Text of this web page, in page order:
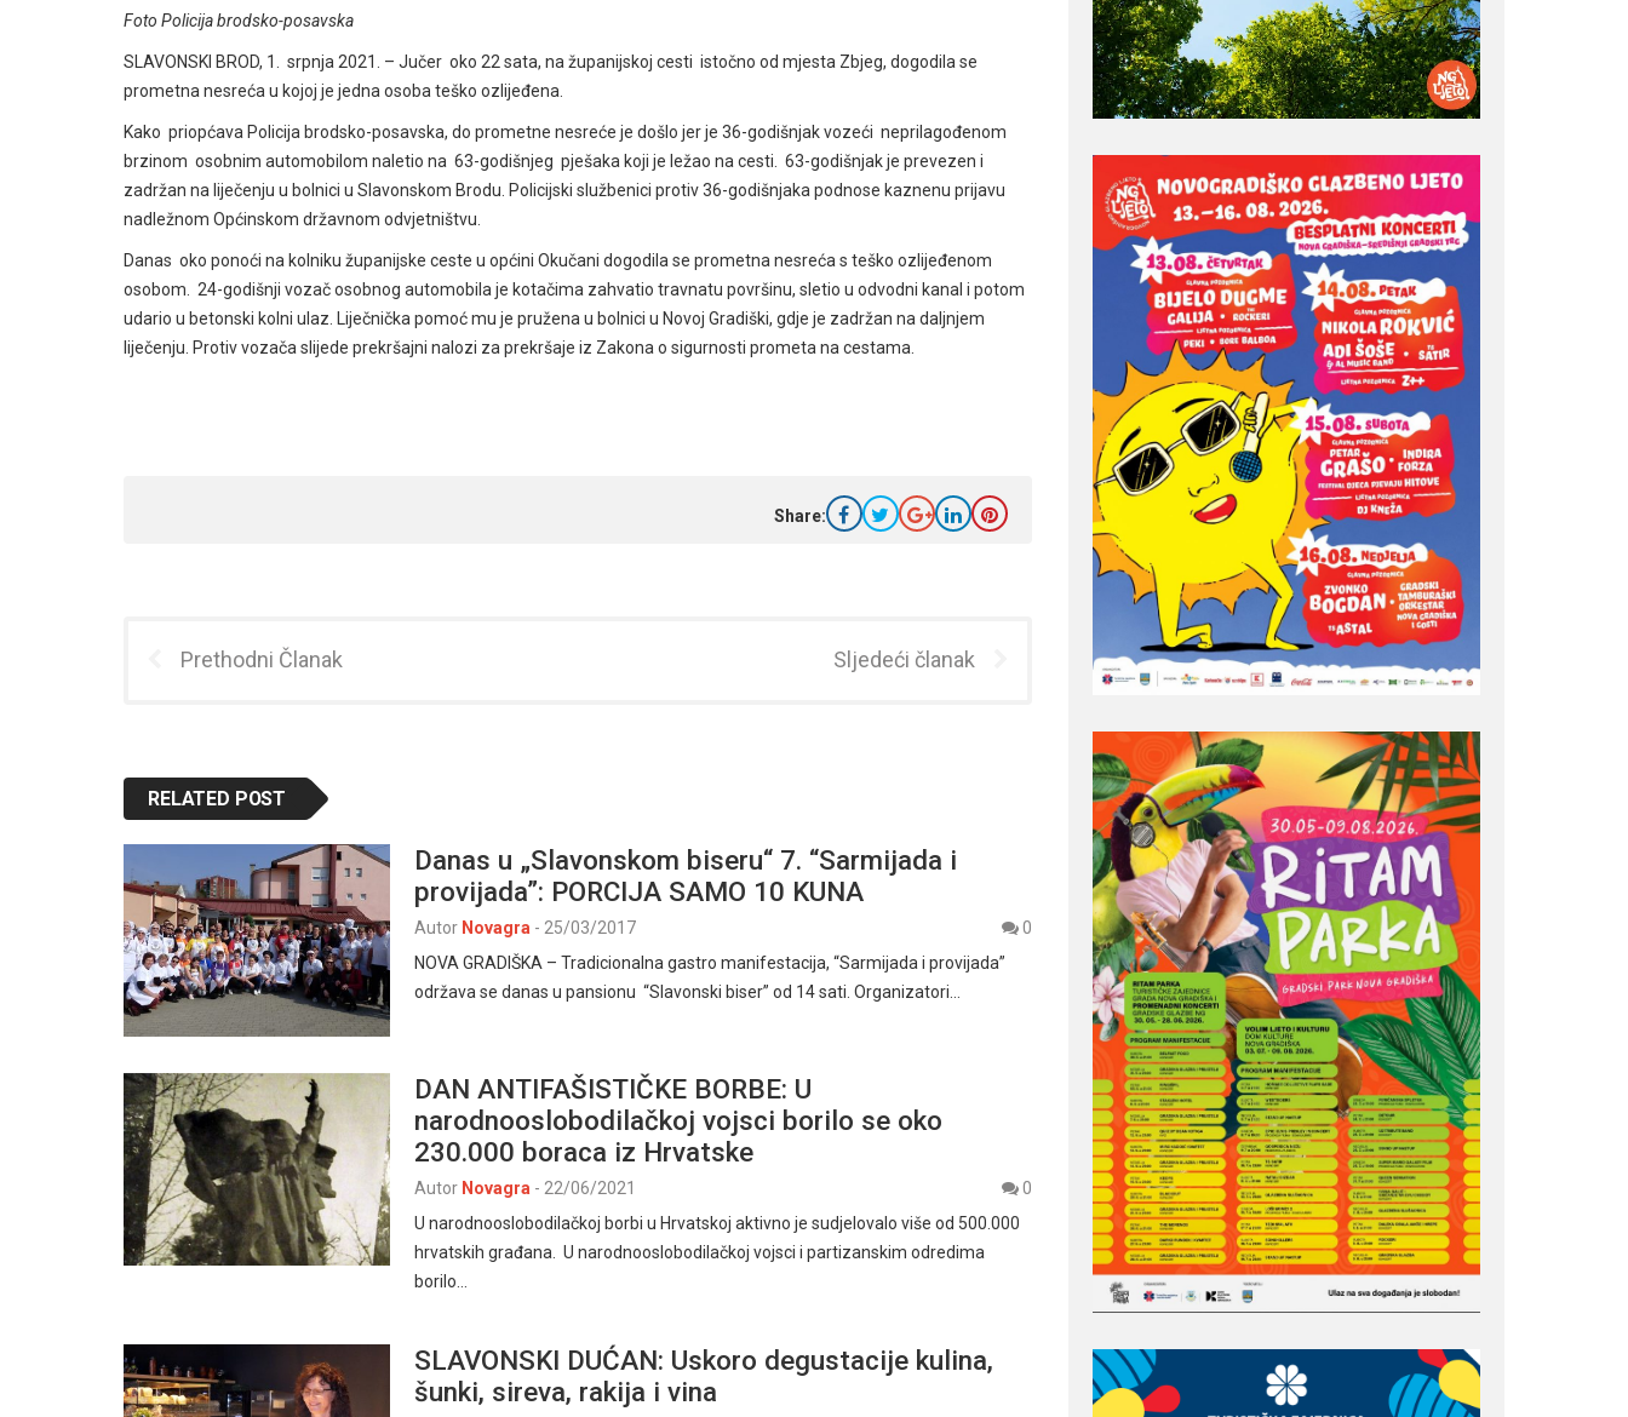
Foto Policija brodsko-posavska
SLAVONSKI BROD, 1. srpnja 2021. – Jučer oko 22 sata, na županijskoj cesti istočno od mjesta Zbjeg, dogodila se
prometna nesreća u kojoj je jedna osoba teško ozlijeđena.
Kako priopćava Policija brodsko-posavska, do prometne nesreće je došlo jer je 36-godišnjak vozeći neprilagođenom
brzinom osobnim automobilom naletio na 63-godišnjeg pješaka koji je ležao na cesti. 63-godišnjak je prevezen i
zadržan na liječenju u bolnici u Slavonskom Brodu. Policijski službenici protiv 36-godišnjaka podnose kaznenu prijavu
nadležnom Općinskom državnom odvjetništvu.
Danas oko ponoći na kolniku županijske ceste u općini Okučani dogodila se prometna nesreća s teško ozlijeđenom
osobom. 24-godišnji vozač osobnog automobila je kotačima zahvatio travnatu površinu, sletio u odvodni kanal i potom
udario u betonski kolni ulaz. Liječnička pomoć mu je pružena u bolnici u Novoj Gradiški, gdje je zadržan na daljnjem
liječenju. Protiv vozača slijede prekršajni nalozi za prekršaje iz Zakona o sigurnosti prometa na cestama.
Share:
Prethodni Članak Sljedeći članak
RELATED POST
Danas u „Slavonskom biseru“ 7. “Sarmijada i
provijada”: PORCIJA SAMO 10 KUNA
Autor Novagra - 25/03/2017
0
NOVA GRADIŠKA – Tradicionalna gastro manifestacija, “Sarmijada i provijada”
održava se danas u pansionu “Slavonski biser” od 14 sati. Organizatori…
DAN ANTIFAŠISTIČKE BORBE: U
narodnooslobodilačkoj vojsci borilo se oko
230.000 boraca iz Hrvatske
Autor Novagra - 22/06/2021
0
U narodnooslobodilačkoj borbi u Hrvatskoj aktivno je sudjelovalo više od 500.000
hrvatskih građana. U narodnooslobodilačkoj vojsci i partizanskim odredima
borilo…
SLAVONSKI DUĆAN: Uskoro degustacije kulina,
šunki, sireva, rakija i vina